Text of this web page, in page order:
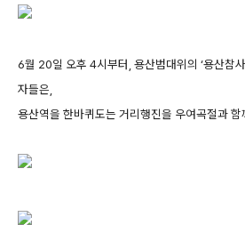
6월 20일 오후 4시부터, 용산범대위의 ‘용산참
자들은,
용산역을 한바퀴도는 거리행진을 우여곡절과 함